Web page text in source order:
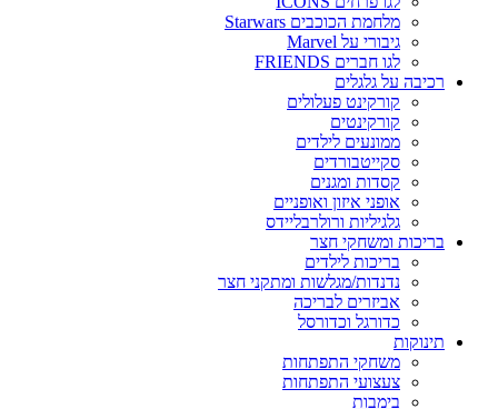
מלחמת הכוכבים Starwars
גיבורי על Marvel
לגו חברים FRIENDS
רכיבה על גלגלים
קורקינט פעלולים
קורקינטים
ממונעים לילדים
סקייטבורדים
קסדות ומגנים
אופני איזון ואופניים
גלגיליות ורולרבליידס
בריכות ומשחקי חצר
בריכות לילדים
נדנדות/מגלשות ומתקני חצר
אביזרים לבריכה
כדורגל וכדורסל
תינוקות
משחקי התפתחות
צעצועי התפתחות
בימבות